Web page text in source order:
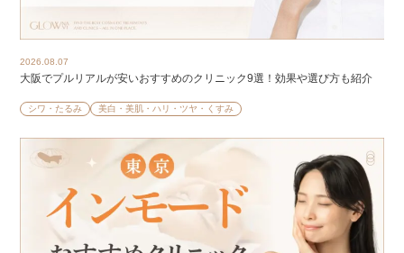
2026.08.07
大阪でプルリアルが安いおすすめのクリニック9選！効果や選び方も紹介
シワ・たるみ 美白・美肌・ハリ・ツヤ・くすみ